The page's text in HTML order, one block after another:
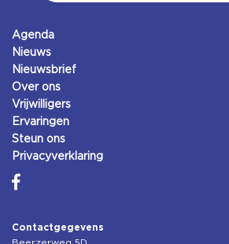
Agenda
Nieuws
Nieuwsbrief
Over ons
Vrijwilligers
Ervaringen
Steun ons
Privacyverklaring
Contactgegevens